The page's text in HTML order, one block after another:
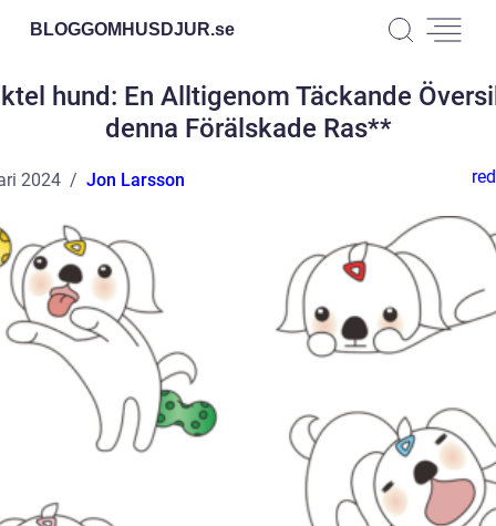
BLOGGOMHUSDJUR.se
hund: En Alltigenom Täckande
denna Förälskade Ras**
2024 Jon Larsson